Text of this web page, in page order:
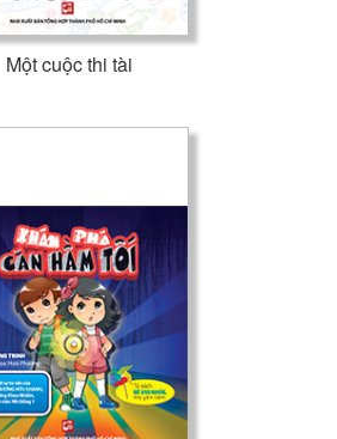
Một cuộc thi tài